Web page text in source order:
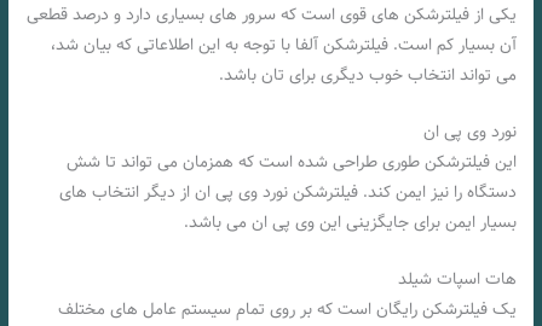
یکی از فیلترشکن های قوی است که سرور های بسیاری دارد و درصد قطعی
آن بسیار کم است. فیلترشکن آلفا با توجه به این اطلاعاتی که بیان شد،
می تواند انتخاب خوب دیگری برای تان باشد.
نورد وی پی ان
این فیلترشکن طوری طراحی شده است که همزمان می تواند تا شش
دستگاه را نیز ایمن کند. فیلترشکن نورد وی پی ان از دیگر انتخاب های
بسیار ایمن برای جایگزینی این وی پی ان می باشد.
هات اسپات شیلد
یک فیلترشکن رایگان است که بر روی تمام سیستم عامل های مختلف